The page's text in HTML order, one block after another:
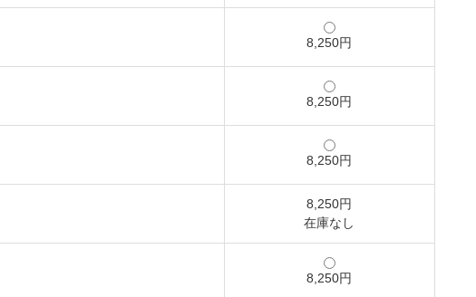
8,250円
8,250円
8,250円
8,250円
在庫なし
8,250円